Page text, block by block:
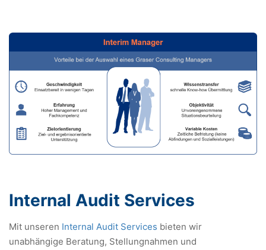
Internal Audit Services
Mit unseren Internal Audit Services bieten wir
unabhängige Beratung, Stellungnahmen und